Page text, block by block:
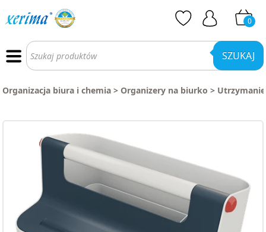
0
Wyszukiwarka
produktów SZUKAJ
Organizacja biura i chemia > Organizery na biurko >